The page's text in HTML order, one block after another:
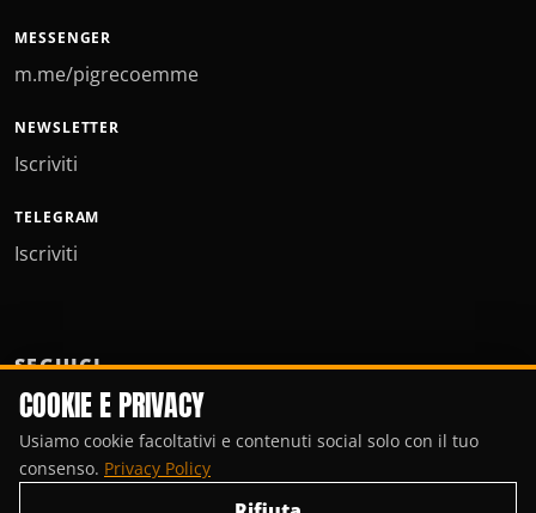
MESSENGER
m.me/pigrecoemme
NEWSLETTER
Iscriviti
TELEGRAM
Iscriviti
SEGUICI
COOKIE E PRIVACY
Usiamo cookie facoltativi e contenuti social solo con il tuo
consenso. Privacy Policy